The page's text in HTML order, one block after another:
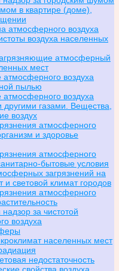
в квартире (доме),
атмосферного воздуха
воздуха населенных
атмосферный
мест
атмосферного воздуха
пылью
атмосферного воздуха
газами. Вещества,
воздух
атмосферного
и здоровье
атмосферного
бытовые условия
загрязнений на
и световой климат городов
атмосферного
за чистотой
воздуха
населенных мест
недостаточность